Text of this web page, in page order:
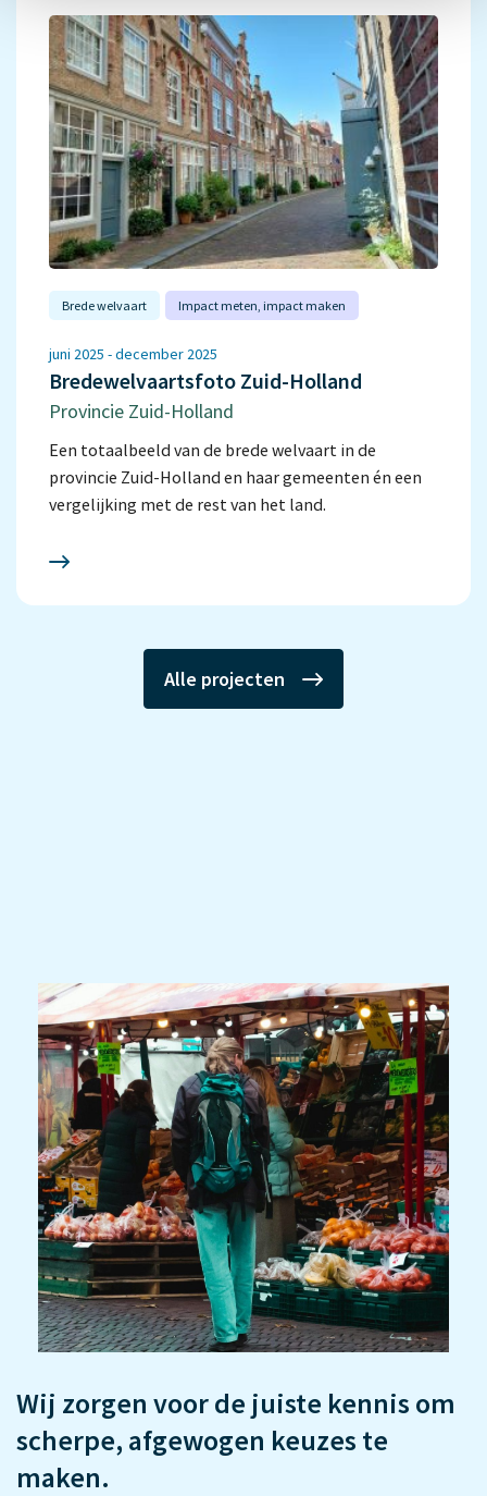
Brede welvaart Impact meten‚ impact maken
juni 2025 - december 2025
Bredewelvaartsfoto Zuid-Holland
Provincie Zuid-Holland
Een totaalbeeld van de brede welvaart in de
provincie Zuid-Holland en haar gemeenten én een
vergelijking met de rest van het land.
Alle projecten
Wij zorgen voor de juiste kennis om
scherpe, afgewogen keuzes te
maken.